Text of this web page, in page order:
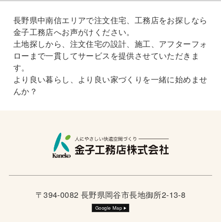
長野県中南信エリアで注文住宅、工務店をお探しなら
金子工務店へお声がけください。
土地探しから、注文住宅の設計、施工、アフターフォ
ローまで一貫してサービスを提供させていただきま
す。
より良い暮らし、より良い家づくりを一緒に始めませ
んか？
〒394-0082 長野県岡谷市長地御所2-13-8
Google Map